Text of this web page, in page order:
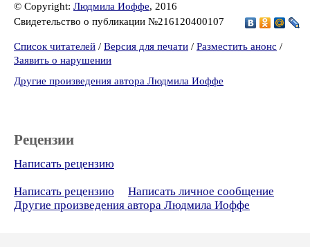
© Copyright: Людмила Иоффе, 2016
Свидетельство о публикации №216120400107
Список читателей / Версия для печати / Разместить анонс /
Заявить о нарушении
Другие произведения автора Людмила Иоффе
Рецензии
Написать рецензию
Написать рецензию
Написать личное сообщение
Другие произведения автора Людмила Иоффе